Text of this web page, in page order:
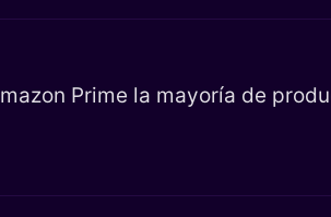
Prime la mayoría de